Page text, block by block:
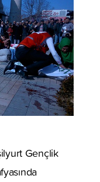
Gençlik